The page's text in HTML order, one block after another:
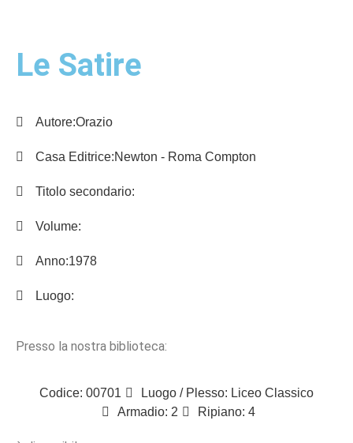
Le Satire
Autore:Orazio
Casa Editrice:Newton - Roma Compton
Titolo secondario:
Volume:
Anno:1978
Luogo:
Presso la nostra biblioteca:
Codice: 00701
Luogo / Plesso: Liceo Classico
Armadio: 2
Ripiano: 4